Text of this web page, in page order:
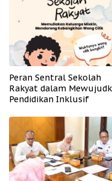
Peran Sentral Sekolah
Rakyat dalam
Pendidikan Inklusif